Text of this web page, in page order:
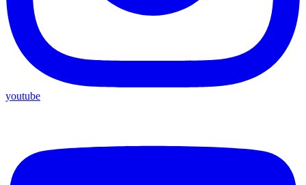
youtube